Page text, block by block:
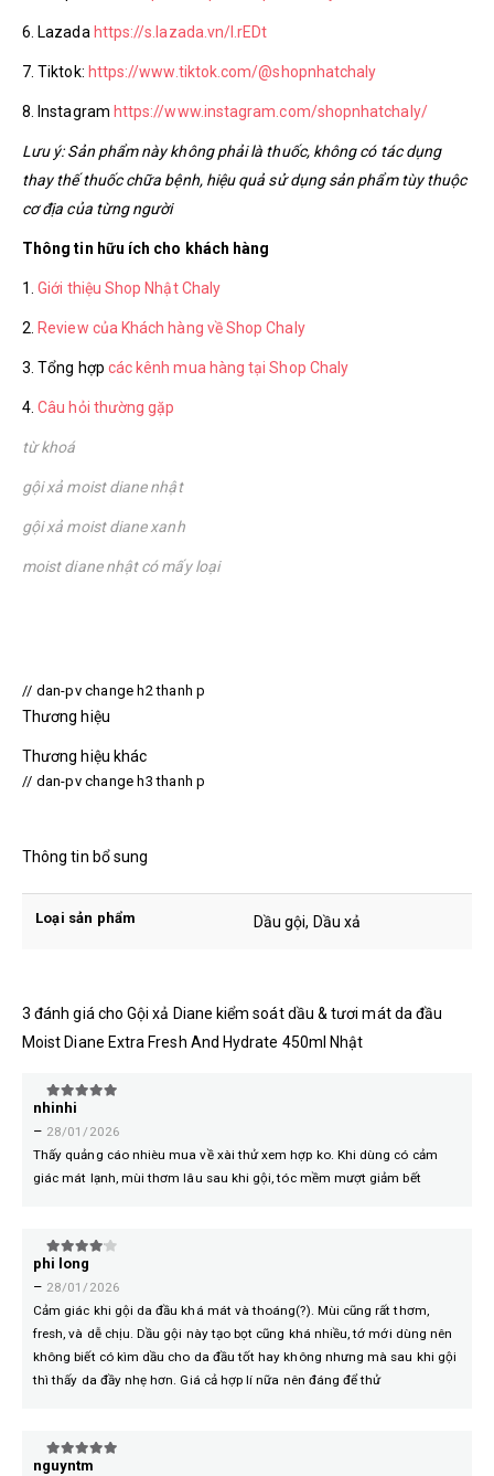
6. Lazada https://s.lazada.vn/l.rEDt
7. Tiktok: https://www.tiktok.com/@shopnhatchaly
8. Instagram https://www.instagram.com/shopnhatchaly/
Lưu ý: Sản phẩm này không phải là thuốc, không có tác dụng
thay thế thuốc chữa bệnh, hiệu quả sử dụng sản phẩm tùy thuộc
cơ địa của từng người
Thông tin hữu ích cho khách hàng
1.Giới thiệu Shop Nhật Chaly
2. Review của Khách hàng về Shop Chaly
3. Tổng hợp các kênh mua hàng tại Shop Chaly
4.Câu hỏi thường gặp
từ khoá
gội xả moist diane nhật
gội xả moist diane xanh
moist diane nhật có mấy loại
// dan-pv change h2 thanh p
Thương hiệu
Thương hiệu khác
// dan-pv change h3 thanh p
Thông tin bổ sung
Loại sản phẩm Dầu gội, Dầu xả
3 đánh giá choGội xả Diane kiểm soát dầu & tươi mát da đầu
Moist Diane Extra Fresh And Hydrate 450ml Nhật
5trên 5
nhinhi
– 28/01/2026
Thấy quảng cáo nhièu mua về xài thử xem hợp ko. Khi dùng có cảm
giác mát lạnh, mùi thơm lâu sau khi gội, tóc mềm mượt giảm bết
4 trên 5
phi long
– 28/01/2026
Cảm giác khi gội da đầu khá mát và thoáng(?). Mùi cũng rất thơm,
fresh, và dễ chịu. Dầu gội này tạo bọt cũng khá nhiều, tớ mới dùng nên
không biết có kìm dầu cho da đầu tốt hay không nhưng mà sau khi gội
thì thấy da đầy nhẹ hơn. Giá cả hợp lí nữa nên đáng để thử
5trên 5
nguyntm